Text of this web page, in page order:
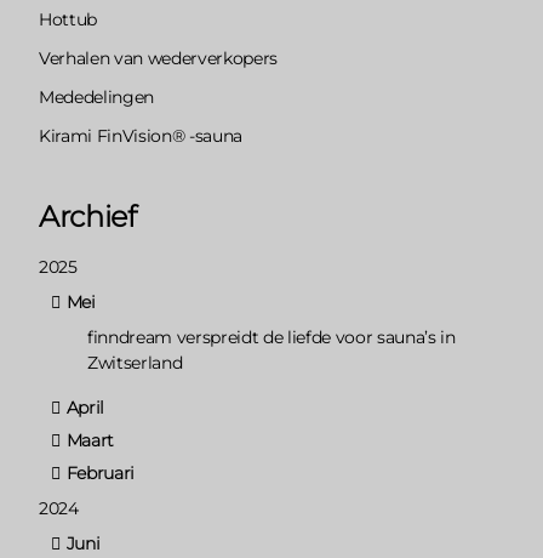
Hottub
Verhalen van wederverkopers
Mededelingen
Kirami FinVision® -sauna
Archief
2025
Mei
finndream verspreidt de liefde voor sauna’s in
Zwitserland
April
Maart
Februari
2024
Juni